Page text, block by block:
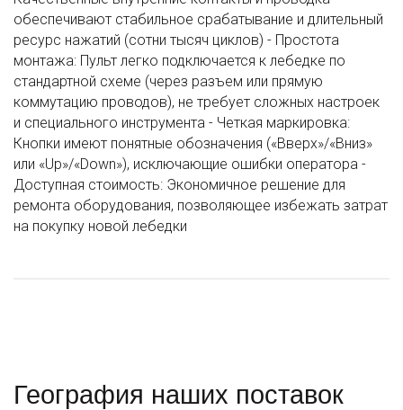
обеспечивают стабильное срабатывание и длительный
ресурс нажатий (сотни тысяч циклов) - Простота
монтажа: Пульт легко подключается к лебедке по
стандартной схеме (через разъем или прямую
коммутацию проводов), не требует сложных настроек
и специального инструмента - Четкая маркировка:
Кнопки имеют понятные обозначения («Вверх»/«Вниз»
или «Up»/«Down»), исключающие ошибки оператора -
Доступная стоимость: Экономичное решение для
ремонта оборудования, позволяющее избежать затрат
на покупку новой лебедки
География наших поставок